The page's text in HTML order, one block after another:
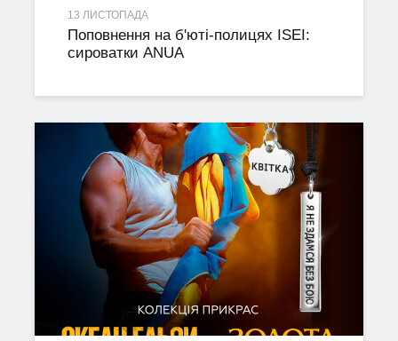
13 ЛИСТОПАДА
Поповнення на б'юті-полицях ISEI:
сироватки ANUA